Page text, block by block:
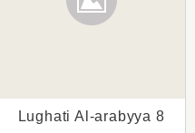
Lughati Al-arabyya 8